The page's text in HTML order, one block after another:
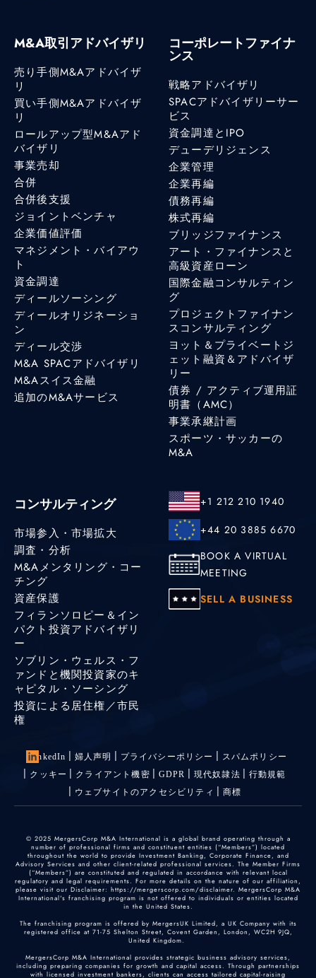
M&A取引アドバイザリ
売り手側M&Aアドバイザ
リ
買い手側M&Aアドバイザ
リ
ロールアップ型M&Aアド
バイザリ
事業売却
合併
合併後支援
ジョイントベンチャ
企業価値評価
マネジメント・バイアウ
ト
資金調達
ディールソーシング
ディールオリジネーショ
ン
ディール交渉
M&A SPACアドバイザリ
M&Aスイス金融
追加のM&Aサービス
コーポレートファイナ
ンス
戦略アドバイザリ
SPACアドバイザリーサー
ビス
資金調達とIPO
デューデリジェンス
企業管理
企業再編
債務再編
株式再編
ブリッジファイナンス
アート・ファイナンスと
高級資産ローン
国際金融コンサルティン
グ
プロジェクトファイナン
スコンサルティング
ヨット＆プライベートジ
ェット融資＆アドバイザ
リー
債券 / アクティブ運用証
明書（AMC）
事業承継計画
スポーツ・サッカーの
M&A
コンサルティング
市場参入・市場拡大
調査・分析
M&Aメンタリング・コー
チング
資産保護
フィランソロピー＆イン
パクト投資アドバイザリ
ー
ソブリン・ウェルス・フ
ァンドと機関投資家のキ
ャピタル・ソーシング
投資による居住権／市民
権
+1 212 210 1940
+44 20 3885 6670
BOOK A VIRTUAL
MEETING
SELL A BUSINESS
LinkedIn 婦人声明 プライバシーポリシー
スパムポリシー
クッキー
クライアント機密 GDPR 現代奴隷法
行動規範
ウェブサイトのアクセシビリティ
商標
© 2025 MergersCorp M&A International is a global brand operating through a
number of professional firms and constituent entities (“Members”) located
throughout the world to provide Investment Banking, Corporate Finance, and
Advisory Services and other client-related professional services. The Member Firms
(“Members”) are constituted and regulated in accordance with relevant local
regulatory and legal requirements. For more details on the nature of our affiliation,
please visit our Disclaimer: https://mergerscorp.com/disclaimer. MergersCorp M&A
International's franchising program is not offered to individuals or entities located
in the United States.
The franchising program is offered by MergersUK Limited, a UK Company with its
registered office at 71-75 Shelton Street, Covent Garden, London, WC2H 9JQ,
United Kingdom.
MergersCorp M&A International provides strategic business advisory services,
including preparing companies for growth and capital access. Through partnerships
with licensed investment bankers, clients can access tailored capital-raising